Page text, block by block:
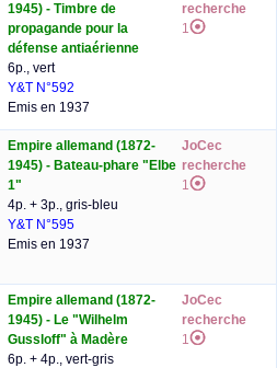
1945) - Timbre de
propagande pour la
défense antiaérienne
6p., vert
Y&T N°592
Emis en 1937
recherche
1
Empire allemand (1872-
1945) - Bateau-phare "Elbe
1"
4p. + 3p., gris-bleu
Y&T N°595
Emis en 1937
JoCec
recherche
1
Empire allemand (1872-
1945) - Le "Wilhelm
Gussloff" à Madère
6p. + 4p., vert-gris
JoCec
recherche
1